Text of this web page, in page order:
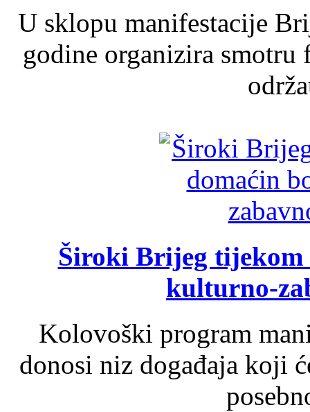
U sklopu manifestacije
godine organizira
Široki Brijeg tijekom
kulturno-
Kolovoški program
donosi niz događaja koji